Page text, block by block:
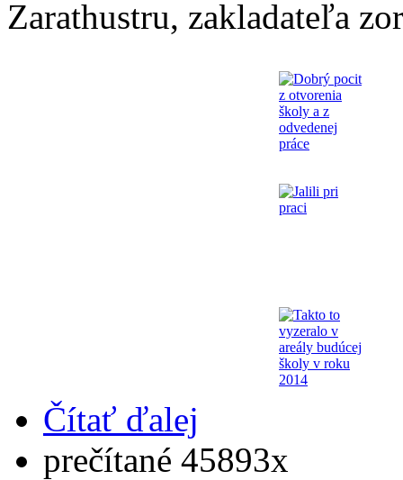
Zarathustru, zakladateľa
Čítať ďalej
prečítané 45893x